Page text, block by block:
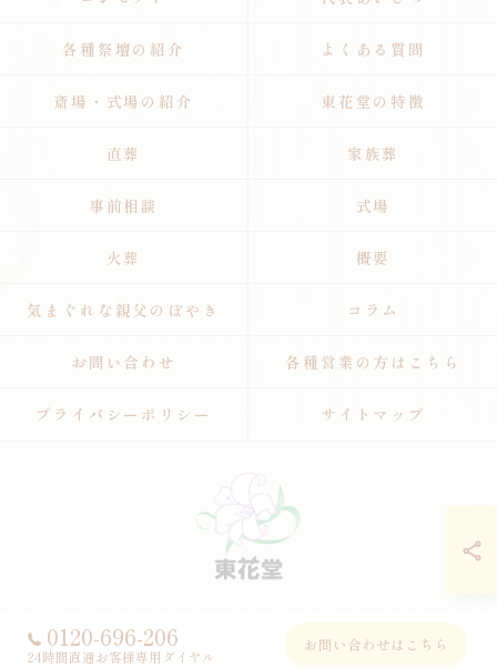
0120-696-206
24時間直通お客様専用ダイヤル
お問い合わせはこちら
各種祭壇の紹介 よくある質問
斎場・式場の紹介 東花堂の特徴
直葬 家族葬
事前相談 式場
火葬 概要
気まぐれな親父のぼやき コラム
お問い合わせ 各種営業の方はこちら
プライバシーポリシー サイトマップ
© 2026 葬儀・家族葬・直葬は八王子のセレモニープランニング東花堂 ALL
RIGHTS RESERVED.